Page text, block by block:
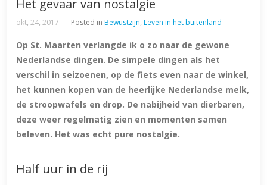
Het gevaar van nostalgie
okt, 24, 2017 Posted inBewustzijn,Leven in het buitenland
Op St. Maarten verlangde ik o zo naar de gewone
Nederlandse dingen. De simpele dingen als het
verschil in seizoenen, op de fiets even naar de winkel,
het kunnen kopen van de heerlijke Nederlandse melk,
de stroopwafels en drop. De nabijheid van dierbaren,
deze weer regelmatig zien en momenten samen
beleven. Het was echt pure nostalgie.
Half uur in de rij